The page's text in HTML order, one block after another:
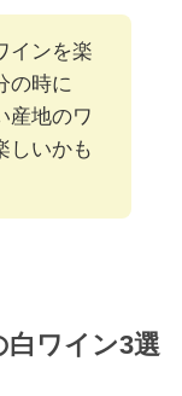
インを楽
の時に
産地のワ
しいかも
白ワイン3選